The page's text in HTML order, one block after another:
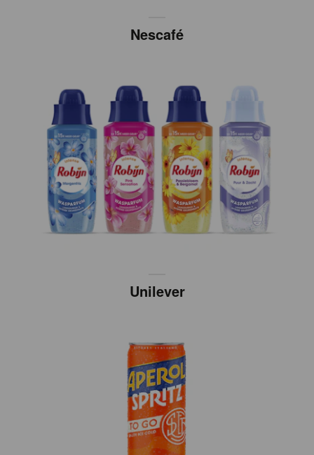
Nescafé
Unilever